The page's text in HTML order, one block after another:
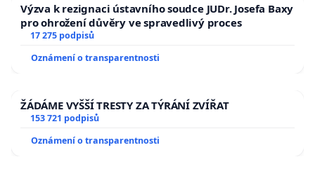
Výzva k rezignaci ústavního soudce JUDr. Josefa Baxy
pro ohrožení důvěry ve spravedlivý proces
17 275 podpisů
Oznámení o transparentnosti
ŽÁDÁME VYŠŠÍ TRESTY ZA TÝRÁNÍ ZVÍŘAT
153 721 podpisů
Oznámení o transparentnosti